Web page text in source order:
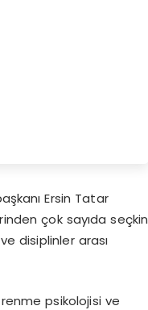
Ersin Tatar
çok sayıda seçkin
disiplinler arası
psikolojisi ve